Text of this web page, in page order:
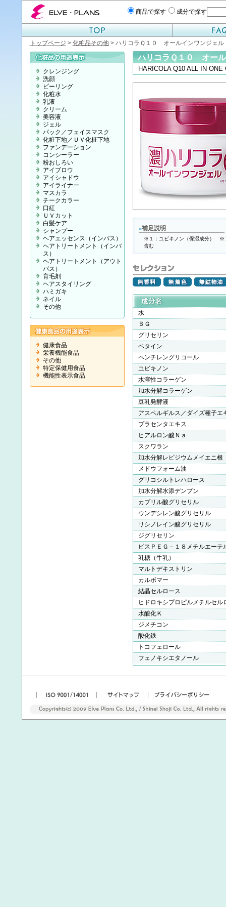
エルベプランズ ELVE-PLANS
商品で探す 成分で探す
トップページ > 化粧品その他> ハリコラＱ１０ オールインワンジェル
ハリコラＱ１０ オー
HARICOLA Q10 ALL IN ONE
■補足説明
※１：ユビキノン（保湿成分） ※
含む
水
ＢＧ
グリセリン
ベタイン
ペンチレングリコール
ユビキノン
水溶性コラーゲン
加水分解コラーゲン
豆乳発酵液
アスペルギルス／ダイズ種子エ
プラセンタエキス
ヒアルロン酸Ｎａ
スクワラン
加水分解レピジウムメイエニ根
メドウフォーム油
グリコシルトレハロース
加水分解水添デンプン
カプリル酸グリセリル
ウンデシレン酸グリセリル
リシノレイン酸グリセリル
ジグリセリン
ビスＰＥＧ－１８メチルエーテ
乳糖（牛乳）
マルトデキストリン
カルボマー
結晶セルロース
ヒドロキシプロピルメチルセル
水酸化Ｋ
ジメチコン
酸化鉄
トコフェロール
フェノキシエタノール
クレンジング
洗顔
ピーリング
化粧水
乳液
クリーム
美容液
ジェル
パック／フェイスマスク
化粧下地／ＵＶ化粧下地
ファンデーション
コンシーラー
粉おしろい
アイブロウ
アイシャドウ
アイライナー
マスカラ
チークカラー
口紅
ＵＶカット
白髪ケア
シャンプー
ヘアエッセンス（インバス）
ヘアトリートメント（インバ
ス）
ヘアトリートメント（アウト
バス）
育毛剤
ヘアスタイリング
ハミガキ
ネイル
その他
健康食品
栄養機能食品
その他
特定保健用食品
機能性表示食品
|